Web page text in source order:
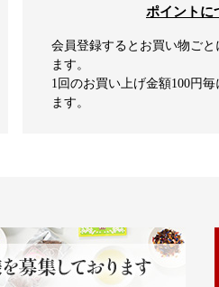
ポイントに
会員登録するとお買い物ご
ます。
1回のお買い上げ金額100円
ます。